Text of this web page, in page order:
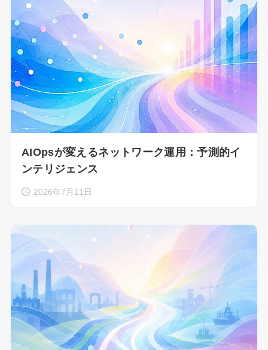
AIOpsが変えるネットワーク運用：予測的イ
ンテリジェンス
2026年7月11日